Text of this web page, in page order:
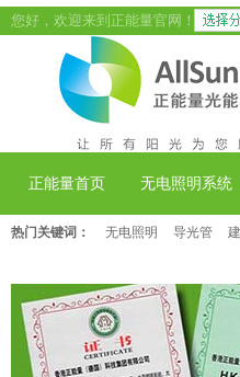
您好，欢迎来到正能量官网！
正能量首页 无电照明系统
热门关键词： 无电照明 导光管